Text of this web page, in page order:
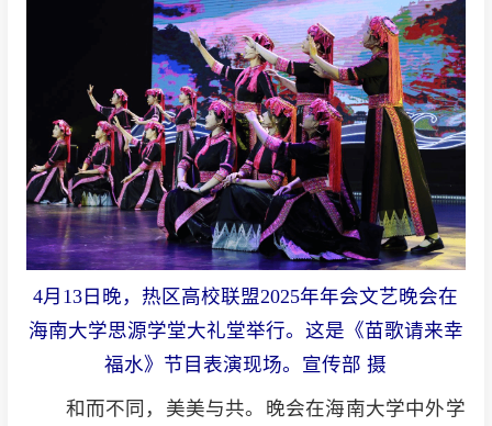
4月13日晚，热区高校联盟2025年年会文艺晚会在
海南大学思源学堂大礼堂举行。这是《苗歌请来幸
福水》节目表演现场。宣传部 摄
和而不同，美美与共。晚会在海南大学中外学